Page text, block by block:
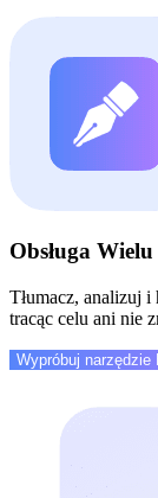
Obsługa
Tłumacz, analizuj
tracąc celu ani nie
Wypróbuj narzędzie